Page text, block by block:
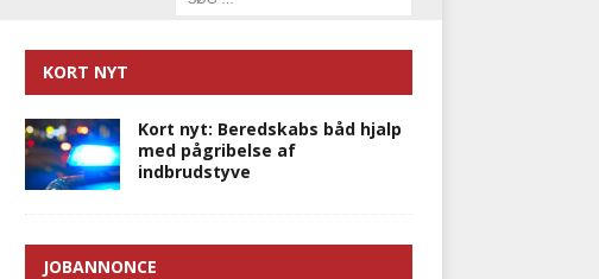
KORT NYT
Kort nyt: Beredskabs båd hjalp
med pågribelse af
indbrudstyve
JOBANNONCE